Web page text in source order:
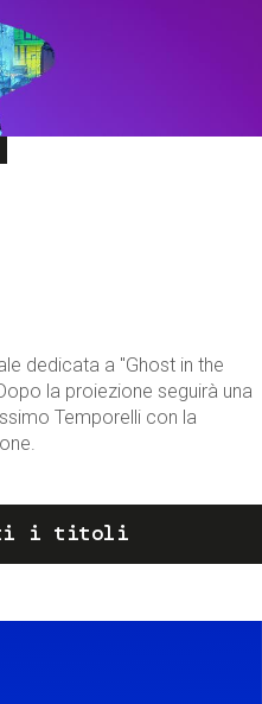
dedicata a "Ghost in the
la proiezione seguirà una
Temporelli con la
i titoli